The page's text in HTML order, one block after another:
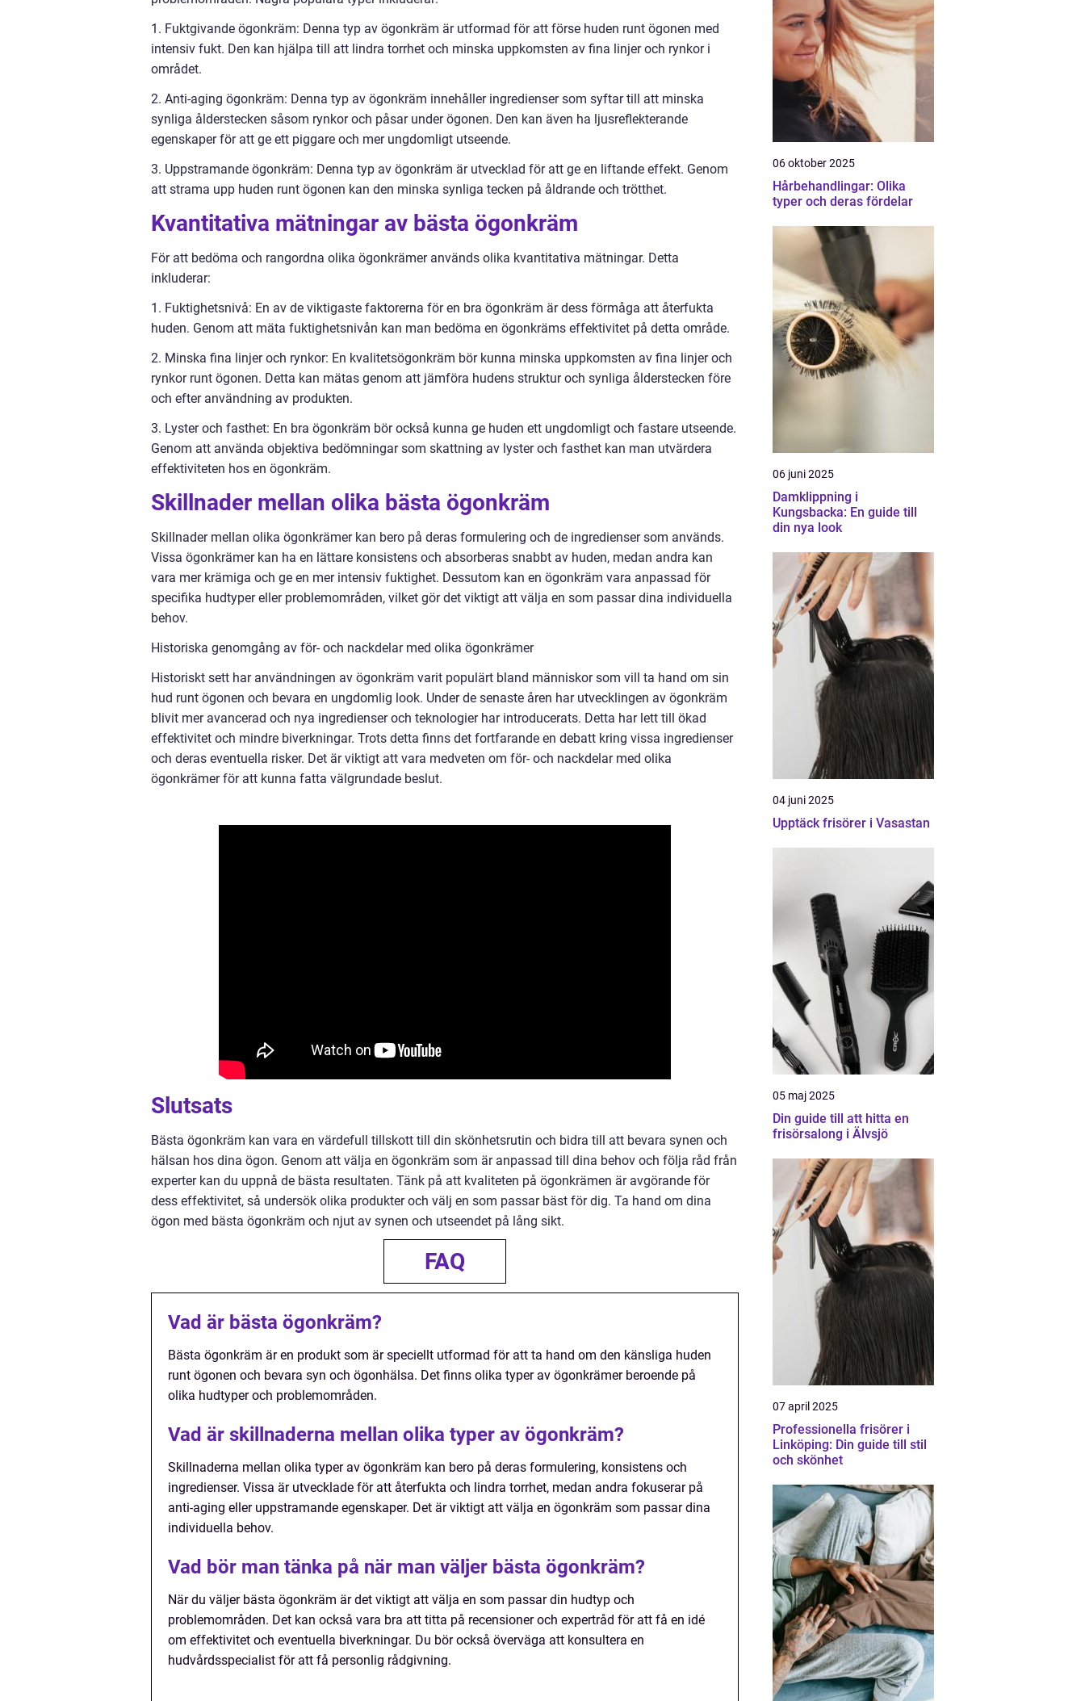
1. Fuktgivande ögonkräm: Denna typ av ögonkräm är utformad för att förse huden runt ögonen med
intensiv fukt. Den kan hjälpa till att lindra torrhet och minska uppkomsten av fina linjer och rynkor i
området.
2. Anti-aging ögonkräm: Denna typ av ögonkräm innehåller ingredienser som syftar till att minska
synliga ålderstecken såsom rynkor och påsar under ögonen. Den kan även ha ljusreflekterande
egenskaper för att ge ett piggare och mer ungdomligt utseende.
3. Uppstramande ögonkräm: Denna typ av ögonkräm är utvecklad för att ge en liftande effekt. Genom
att strama upp huden runt ögonen kan den minska synliga tecken på åldrande och trötthet.
Kvantitativa mätningar av bästa ögonkräm
För att bedöma och rangordna olika ögonkrämer används olika kvantitativa mätningar. Detta
inkluderar:
1. Fuktighetsnivå: En av de viktigaste faktorerna för en bra ögonkräm är dess förmåga att återfukta
huden. Genom att mäta fuktighetsnivån kan man bedöma en ögonkräms effektivitet på detta område.
2. Minska fina linjer och rynkor: En kvalitetsögonkräm bör kunna minska uppkomsten av fina linjer och
rynkor runt ögonen. Detta kan mätas genom att jämföra hudens struktur och synliga ålderstecken före
och efter användning av produkten.
3. Lyster och fasthet: En bra ögonkräm bör också kunna ge huden ett ungdomligt och fastare utseende.
Genom att använda objektiva bedömningar som skattning av lyster och fasthet kan man utvärdera
effektiviteten hos en ögonkräm.
Skillnader mellan olika bästa ögonkräm
Skillnader mellan olika ögonkrämer kan bero på deras formulering och de ingredienser som används.
Vissa ögonkrämer kan ha en lättare konsistens och absorberas snabbt av huden, medan andra kan
vara mer krämiga och ge en mer intensiv fuktighet. Dessutom kan en ögonkräm vara anpassad för
specifika hudtyper eller problemområden, vilket gör det viktigt att välja en som passar dina individuella
behov.
Historiska genomgång av för- och nackdelar med olika ögonkrämer
Historiskt sett har användningen av ögonkräm varit populärt bland människor som vill ta hand om sin
hud runt ögonen och bevara en ungdomlig look. Under de senaste åren har utvecklingen av ögonkräm
blivit mer avancerad och nya ingredienser och teknologier har introducerats. Detta har lett till ökad
effektivitet och mindre biverkningar. Trots detta finns det fortfarande en debatt kring vissa ingredienser
och deras eventuella risker. Det är viktigt att vara medveten om för- och nackdelar med olika
ögonkrämer för att kunna fatta välgrundade beslut.
Slutsats
Bästa ögonkräm kan vara en värdefull tillskott till din skönhetsrutin och bidra till att bevara synen och
hälsan hos dina ögon. Genom att välja en ögonkräm som är anpassad till dina behov och följa råd från
experter kan du uppnå de bästa resultaten. Tänk på att kvaliteten på ögonkrämen är avgörande för
dess effektivitet, så undersök olika produkter och välj en som passar bäst för dig. Ta hand om dina
ögon med bästa ögonkräm och njut av synen och utseendet på lång sikt.
FAQ
Vad är bästa ögonkräm?
Bästa ögonkräm är en produkt som är speciellt utformad för att ta hand om den känsliga huden
runt ögonen och bevara syn och ögonhälsa. Det finns olika typer av ögonkrämer beroende på
olika hudtyper och problemområden.
Vad är skillnaderna mellan olika typer av ögonkräm?
Skillnaderna mellan olika typer av ögonkräm kan bero på deras formulering, konsistens och
ingredienser. Vissa är utvecklade för att återfukta och lindra torrhet, medan andra fokuserar på
anti-aging eller uppstramande egenskaper. Det är viktigt att välja en ögonkräm som passar dina
individuella behov.
Vad bör man tänka på när man väljer bästa ögonkräm?
När du väljer bästa ögonkräm är det viktigt att välja en som passar din hudtyp och
problemområden. Det kan också vara bra att titta på recensioner och expertråd för att få en idé
om effektivitet och eventuella biverkningar. Du bör också överväga att konsultera en
hudvårdsspecialist för att få personlig rådgivning.
06 oktober 2025
Hårbehandlingar: Olika
typer och deras fördelar
06 juni 2025
Damklippning i
Kungsbacka: En guide till
din nya look
04 juni 2025
Upptäck frisörer i Vasastan
05 maj 2025
Din guide till att hitta en
frisörsalong i Älvsjö
07 april 2025
Professionella frisörer i
Linköping: Din guide till stil
och skönhet